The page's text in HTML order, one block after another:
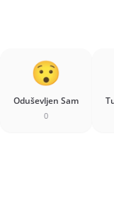
Oduševljen Sam
0